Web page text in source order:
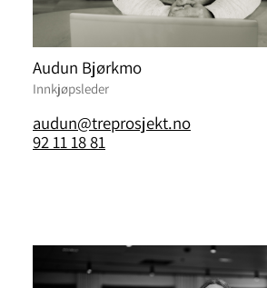
Audun Bjørkmo
Innkjøpsleder
audun@treprosjekt.no
92 11 18 81